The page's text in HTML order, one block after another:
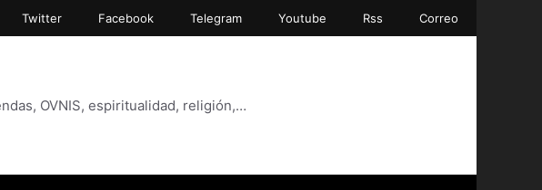
Twitter Facebook Telegram Youtube Rss Correo
OVNIS, espiritualidad, religión,…